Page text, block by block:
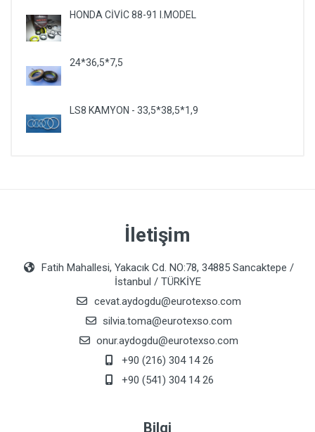
HONDA CİVİC 88-91 I.MODEL
24*36,5*7,5
LS8 KAMYON - 33,5*38,5*1,9
İletişim
Fatih Mahallesi, Yakacık Cd. NO:78, 34885 Sancaktepe /
İstanbul / TÜRKİYE
cevat.aydogdu@eurotexso.com
silvia.toma@eurotexso.com
onur.aydogdu@eurotexso.com
+90 (216) 304 14 26
+90 (541) 304 14 26
Bilgi